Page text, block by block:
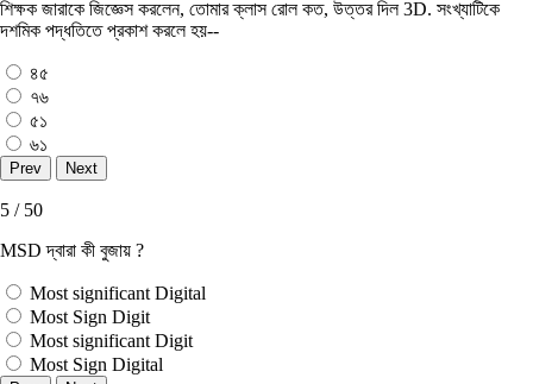
শিক্ষক জারাকে জিজ্ঞেস করলেন, তােমার ক্লাস রােল কত, উত্তর দিল 3D. সংখ্যাটিকে
দশমিক পদ্ধতিতে প্রকাশ করলে হয়--
৪৫
৭৬
৫১
৬১
5 / 50
MSD দ্বারা কী বুজায় ?
Most significant Digital
Most Sign Digit
Most significant Digit
Most Sign Digital